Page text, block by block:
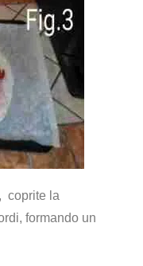
coprite la
formando un